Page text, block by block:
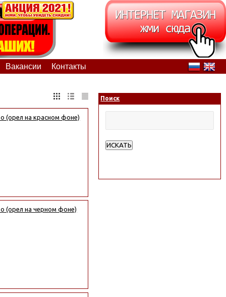
Вакансии Контакты
(орел на красном фоне)
(орел на черном фоне)
Поиск
ИСКАТЬ